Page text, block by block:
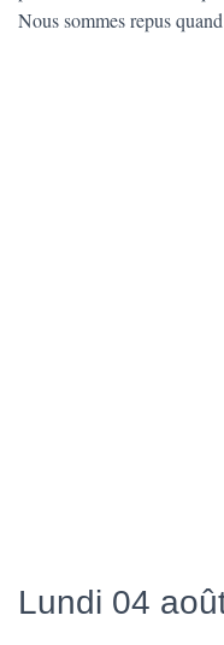
Nous sommes repus
Lundi 04